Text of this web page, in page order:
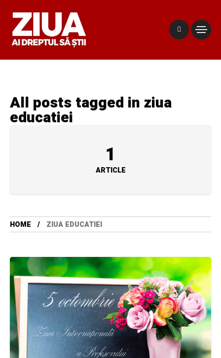
All posts tagged in ziua
educatiei
1
ARTICLE
HOME ZIUA EDUCATIEI